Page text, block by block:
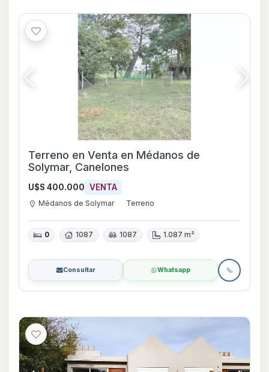
Terreno en Venta en Médanos de
Solymar, Canelones
U$S 400.000 VENTA
Médanos de Solymar Terreno
0 1087 1087 1.087 m²
Consultar Whatsapp